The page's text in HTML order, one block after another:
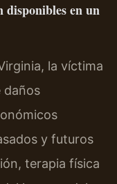
disponibles en un
la víctima
daños
y futuros
terapia física